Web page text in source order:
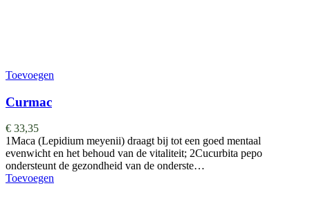
Toevoegen
Curmac
€ 33,35
1Maca (Lepidium meyenii) draagt bij tot een goed mentaal
evenwicht en het behoud van de vitaliteit; 2Cucurbita pepo
ondersteunt de gezondheid van de onderste…
Toevoegen